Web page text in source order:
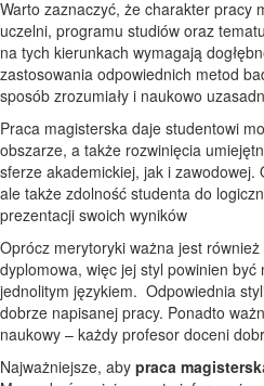
Warto zaznaczyć, że charakter pracy
uczelni, programu studiów oraz
na tych kierunkach wymagają
zastosowania odpowiednich metod
sposób zrozumiały i naukowo
Praca magisterska daje studentowi
obszarze, a także rozwinięcia
sferze akademickiej, jak i
ale także zdolność studenta do
prezentacji swoich wyników
Oprócz merytoryki ważna jest
dyplomowa, więc jej styl powinien
jednolitym językiem. Odpowiednia
dobrze napisanej pracy. Ponadto
naukowy – każdy profesor doceni
Najważniejsze, aby praca magistersk